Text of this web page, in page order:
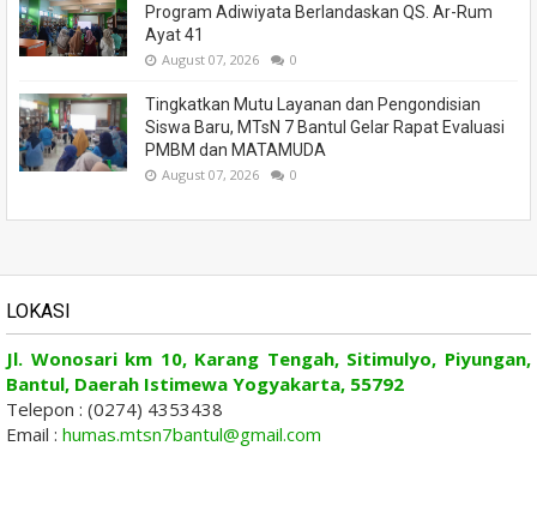
Program Adiwiyata Berlandaskan QS. Ar-Rum
Ayat 41
August 07, 2026 0
Tingkatkan Mutu Layanan dan Pengondisian
Siswa Baru, MTsN 7 Bantul Gelar Rapat Evaluasi
PMBM dan MATAMUDA
August 07, 2026 0
LOKASI
Jl. Wonosari km 10, Karang Tengah, Sitimulyo, Piyungan,
Bantul, Daerah Istimewa Yogyakarta, 55792
Telepon : (0274) 4353438
Email : humas.mtsn7bantul@gmail.com